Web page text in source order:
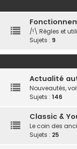
/!\ Règles et
Sujets : 9
Actualité
Nouveautés,
Sujets : 146
Classic &
Le coin des
Sujets : 25